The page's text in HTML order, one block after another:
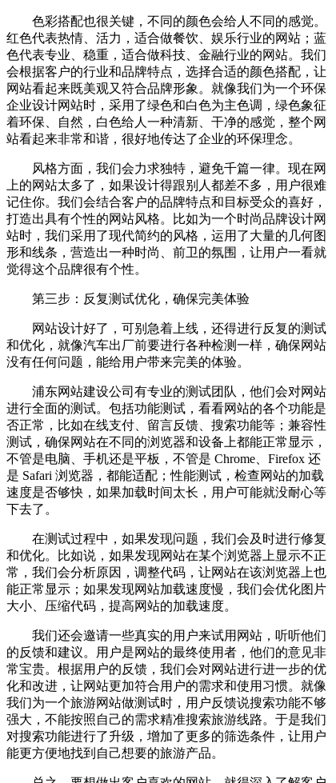
色彩搭配也很关键，不同的颜色会给人不同的感觉。
红色代表热情、活力，适合做餐饮、娱乐行业的网站；蓝
色代表专业、稳重，适合做科技、金融行业的网站。我们
会根据客户的行业和品牌特点，选择合适的颜色搭配，让
网站看起来既美观又符合品牌形象。就像我们为一个环保
企业设计网站时，采用了绿色和白色为主色调，绿色象征
着环保、自然，白色给人一种清新、干净的感觉，整个网
站看起来非常和谐，很好地传达了企业的环保理念。
风格方面，我们会力求独特，避免千篇一律。现在网
上的网站太多了，如果设计得跟别人都差不多，用户很难
记住你。我们会结合客户的品牌特点和目标受众的喜好，
打造出具有个性的网站风格。比如为一个时尚品牌设计网
站时，我们采用了现代简约的风格，运用了大量的几何图
形和线条，营造出一种时尚、前卫的氛围，让用户一看就
觉得这个品牌很有个性。
第三步：反复测试优化，确保完美体验
网站设计好了，可别急着上线，还得进行反复的测试
和优化，就像汽车出厂前要进行各种检测一样，确保网站
没有任何问题，能给用户带来完美的体验。
浦东网站建设公司有专业的测试团队，他们会对网站
进行全面的测试。包括功能测试，看看网站的各个功能是
否正常，比如在线支付、留言反馈、搜索功能等；兼容性
测试，确保网站在不同的浏览器和设备上都能正常显示，
不管是电脑、手机还是平板，不管是 Chrome、Firefox 还
是 Safari 浏览器，都能适配；性能测试，检查网站的加载
速度是否够快，如果加载时间太长，用户可能就没耐心等
下去了。
在测试过程中，如果发现问题，我们会及时进行修复
和优化。比如说，如果发现网站在某个浏览器上显示不正
常，我们会分析原因，调整代码，让网站在该浏览器上也
能正常显示；如果发现网站加载速度慢，我们会优化图片
大小、压缩代码，提高网站的加载速度。
我们还会邀请一些真实的用户来试用网站，听听他们
的反馈和建议。用户是网站的最终使用者，他们的意见非
常宝贵。根据用户的反馈，我们会对网站进行进一步的优
化和改进，让网站更加符合用户的需求和使用习惯。就像
我们为一个旅游网站做测试时，用户反馈说搜索功能不够
强大，不能按照自己的需求精准搜索旅游线路。于是我们
对搜索功能进行了升级，增加了更多的筛选条件，让用户
能更方便地找到自己想要的旅游产品。